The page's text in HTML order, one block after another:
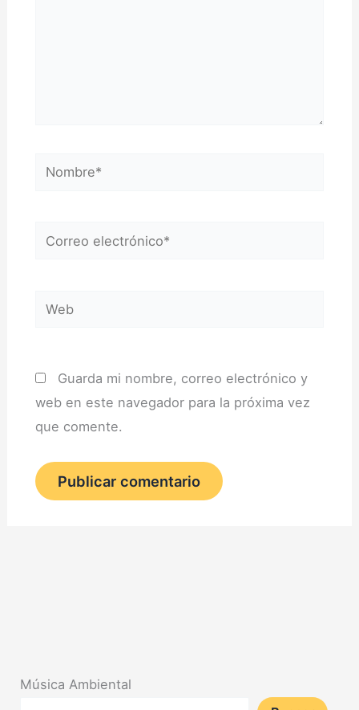
Nombre*
Correo
Web
Guarda mi nombre, correo electrónico y
web en este navegador para la próxima vez
que comente.
Música Ambiental